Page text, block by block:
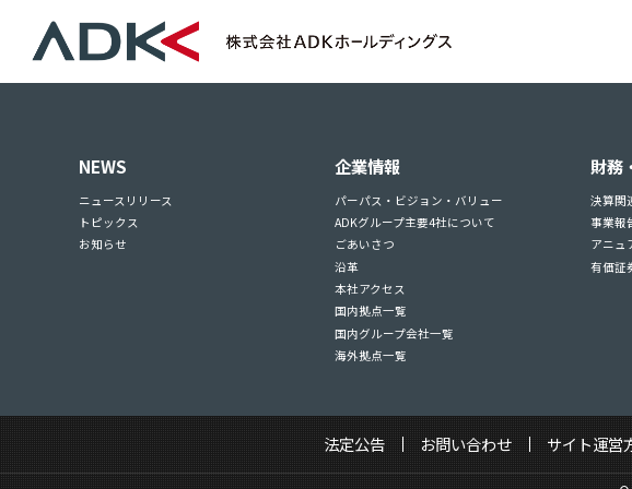
NEWS
ニュースリリース
トピックス
お知らせ
企業情報
パーパス・ビジョン・バリュー
ADKグループ主要4社について
ごあいさつ
沿革
本社アクセス
国内拠点一覧
国内グループ会社一覧
海外拠点一覧
財務
決算関
事業報
アニュ
有価証
法定公告 お問い合わせ サイト運営